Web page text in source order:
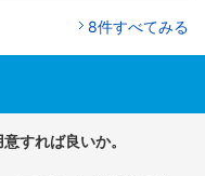
8件すべてみる
すれば良いか。